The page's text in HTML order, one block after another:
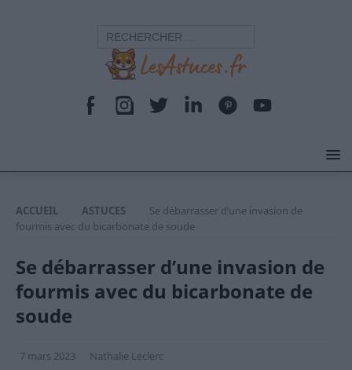
ACCUEIL ASTUCES
Se débarrasser d’une invasion de
fourmis avec du bicarbonate de soude
Se débarrasser d’une invasion de
fourmis avec du bicarbonate de
soude
7 mars 2023 Nathalie Leclerc